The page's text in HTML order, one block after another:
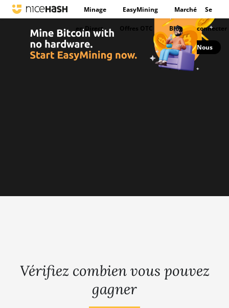
Minage EasyMining Marché
en Direct Offres OTC Blog
Se
connecter
Nous
Vérifiez combien vous pouvez
gagner